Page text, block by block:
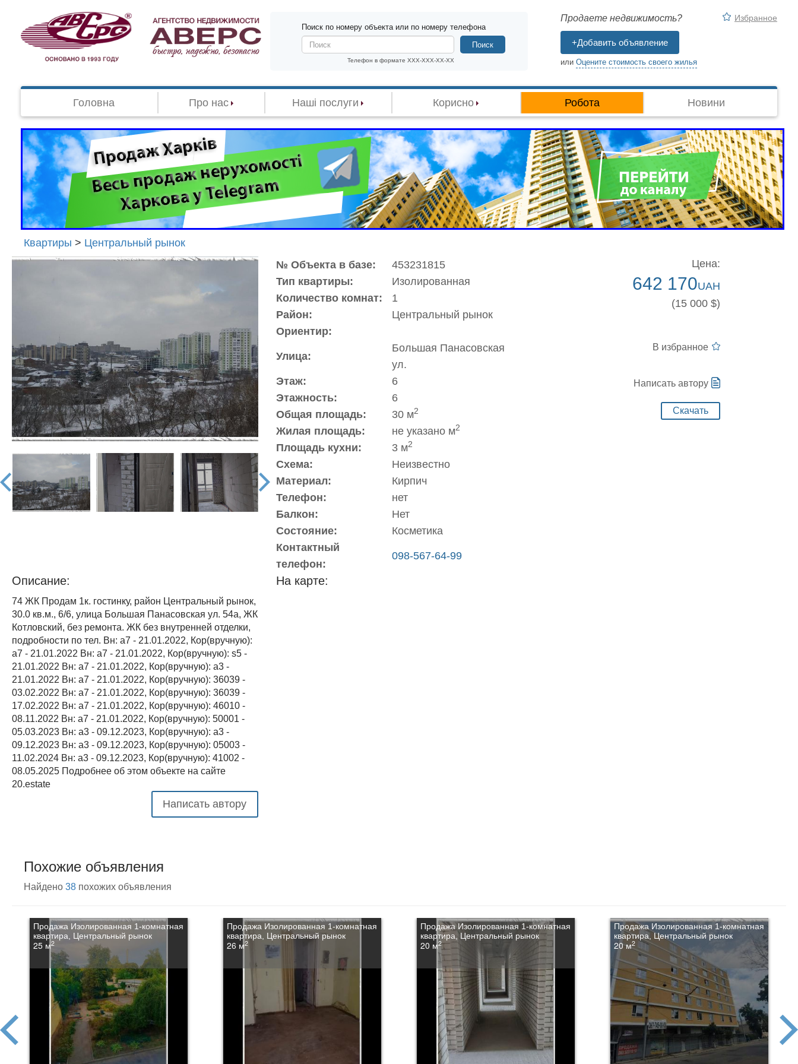
Поиск по номеру объекта или по номеру телефона
Телефон в формате XXX-XXX-XX-XX
Поиск
Продаете недвижимость?
+Добавить объявление
или Оцените стоимость своего жилья
Избранное
Головна Про нас Наші послуги Корисно Робота Новини
Квартиры > Центральный рынок
Агенство
prev
next
№ Объекта в базе:
453231815
Тип квартиры:
Изолированная
Количество комнат:
1
Район:
Центральный рынок
Ориентир:
Улица:
Большая Панасовская
ул.
Этаж:
6
Этажность:
6
Общая площадь:
30 м2
Жилая площадь: не указано м2
Площадь кухни: 3 м2
Схема:
Неизвестно
Материал:
Кирпич
Телефон:
нет
Балкон:
Нет
Состояние:
Косметика
Контактный
телефон:
098-567-64-99
Цена:
642 170UAH
(15 000 $)
В избранное
Написать автору
Скачать
Описание:
74 ЖК Продам 1к. гостинку, район Центральный рынок,
30.0 кв.м., 6/6, улица Большая Панасовская ул. 54а, ЖК
Котловский, без ремонта. ЖК без внутренней отделки,
подробности по тел. Вн: a7 - 21.01.2022, Кор(вручную):
a7 - 21.01.2022 Вн: a7 - 21.01.2022, Кор(вручную): s5 -
21.01.2022 Вн: a7 - 21.01.2022, Кор(вручную): a3 -
21.01.2022 Вн: a7 - 21.01.2022, Кор(вручную): 36039 -
03.02.2022 Вн: a7 - 21.01.2022, Кор(вручную): 36039 -
17.02.2022 Вн: a7 - 21.01.2022, Кор(вручную): 46010 -
08.11.2022 Вн: a7 - 21.01.2022, Кор(вручную): 50001 -
05.03.2023 Вн: a3 - 09.12.2023, Кор(вручную): a3 -
09.12.2023 Вн: a3 - 09.12.2023, Кор(вручную): 05003 -
11.02.2024 Вн: a3 - 09.12.2023, Кор(вручную): 41002 -
08.05.2025 Подробнее об этом объекте на сайте
20.estate
Написать автору
На карте:
Похожие объявления
Найдено 38 похожих объявления
Продажа Изолированная 1-комнатная
квартира, Центральный рынок
25 м2
Продажа Изолированная 1-комнатная
квартира, Центральный рынок
26 м2
Продажа Изолированная 1-комнатная
квартира, Центральный рынок
20 м2
Продажа Изолированная 1-комнатная
квартира, Центральный рынок
20 м2
prev
next